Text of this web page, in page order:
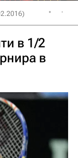
в 1/2
в